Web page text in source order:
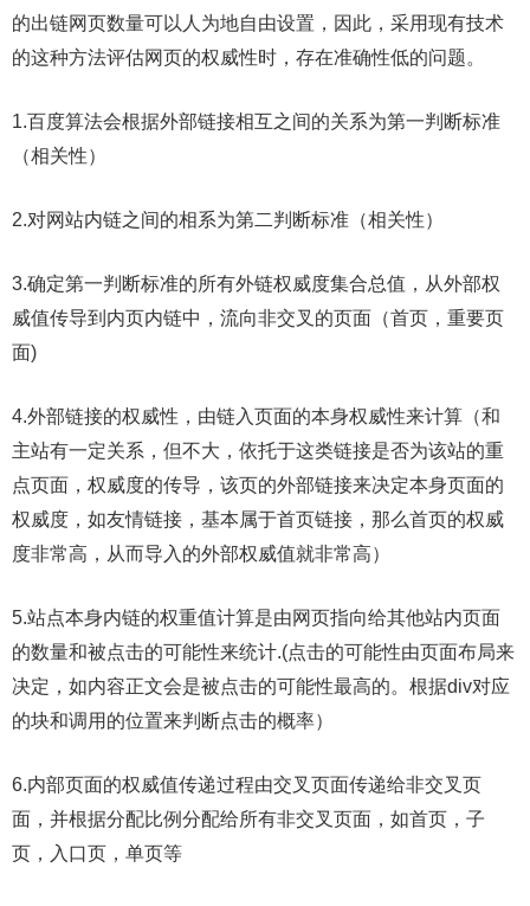
的出链网页数量可以人为地自由设置，因此，采用现有技术
的这种方法评估网页的权威性时，存在准确性低的问题。
1.百度算法会根据外部链接相互之间的关系为第一判断标准
（相关性）
2.对网站内链之间的相系为第二判断标准（相关性）
3.确定第一判断标准的所有外链权威度集合总值，从外部权
威值传导到内页内链中，流向非交叉的页面（首页，重要页
面)
4.外部链接的权威性，由链入页面的本身权威性来计算（和
主站有一定关系，但不大，依托于这类链接是否为该站的重
点页面，权威度的传导，该页的外部链接来决定本身页面的
权威度，如友情链接，基本属于首页链接，那么首页的权威
度非常高，从而导入的外部权威值就非常高）
5.站点本身内链的权重值计算是由网页指向给其他站内页面
的数量和被点击的可能性来统计.(点击的可能性由页面布局来
决定，如内容正文会是被点击的可能性最高的。根据div对应
的块和调用的位置来判断点击的概率）
6.内部页面的权威值传递过程由交叉页面传递给非交叉页
面，并根据分配比例分配给所有非交叉页面，如首页，子
页，入口页，单页等